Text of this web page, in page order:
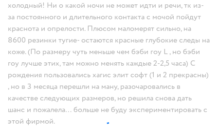
холодный! Ни о какой ночи не может идти и речи, тк из-
за постоянного и длительного контакта с мочой пойдут
краснота и опрелости. Плюсом маломерят сильно, на
8600 резинки тугие- остаются красные глубокие следы на
коже. (По размеру чуть меньше чем бэби гоу L , но бэби
гоу лучше этих, там можно менять каждые 2-2,5 часа) С
рождения пользовались хагис элит софт (1 и 2 прекрасны)
, но в 3 месяца перешли на ману, разочаровались в
качестве следующих размеров, но решила снова дать
шанс и пожалела… больше не буду экспериментировать с
этой фирмой.